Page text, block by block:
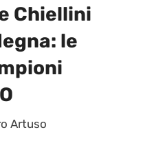
Chiellini
le
Artuso